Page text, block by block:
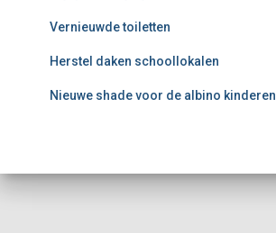
Vernieuwde toiletten
Herstel daken schoollokalen
Nieuwe shade voor de albino kinderen